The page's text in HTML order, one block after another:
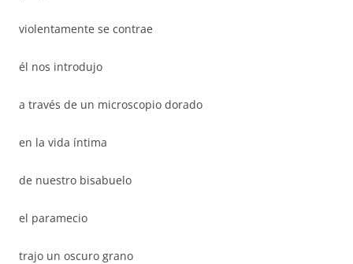
violentamente se contrae
él nos introdujo
a través de un microscopio dorado
en la vida íntima
de nuestro bisabuelo
el paramecio
trajo un oscuro grano